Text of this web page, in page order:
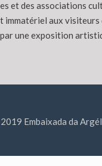
et des associations
aux visiteurs
une exposition
Embaixada da